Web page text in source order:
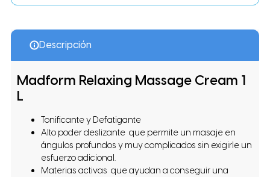
Descripción
Madform Relaxing Massage Cream 1
L
Tonificante y Defatigante
Alto poder deslizante que permite un masaje en
ángulos profundos y muy complicados sin exigirle un
esfuerzo adicional.
Materias activas que ayudan a conseguir una